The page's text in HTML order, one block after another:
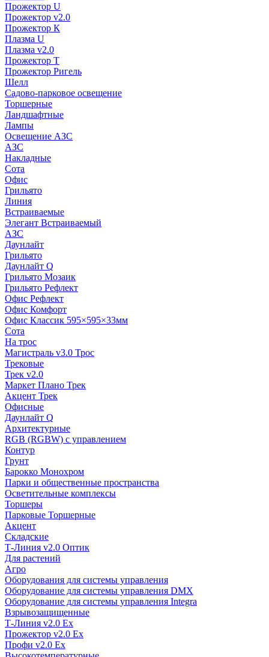
Прожектор U
Прожектор v2.0
Прожектор К
Плазма U
Плазма v2.0
Прожектор Т
Прожектор Ригель
Шелл
Садово-парковое освещение
Торшерные
Ландшафтные
Лампы
Освещение АЗС
АЗС
Накладные
Сота
Офис
Грильято
Линия
Встраиваемые
Элегант Встраиваемый
АЗС
Даунлайт
Грильято
Даунлайт Q
Грильято Мозаик
Грильято Рефлект
Офис Рефлект
Офис Комфорт
Офис Классик 595×595×33мм
Сота
На трос
Магистраль v3.0 Трос
Трековые
Трек v2.0
Маркет Плано Трек
Акцент Трек
Офисные
Даунлайт Q
Архитектурные
RGB (RGBW) с управлением
Контур
Грунт
Барокко Монохром
Парки и общественные пространства
Осветительные комплексы
Торшеры
Парковые Торшерные
Акцент
Складские
Т-Линия v2.0 Оптик
Для растений
Агро
Оборудования для системы управления
Оборудование для системы управления DMX
Оборудование для системы управления Integra
Взрывозащищенные
Т-Линия v2.0 Ex
Прожектор v2.0 Ex
Профи v2.0 Ex